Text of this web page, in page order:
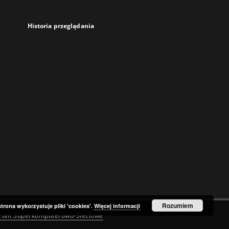
Historia przeglądania
Superkomputerowo-Sieciowe
wykorzystuje pliki 'cookies'.Więcej informacji Rozumiem